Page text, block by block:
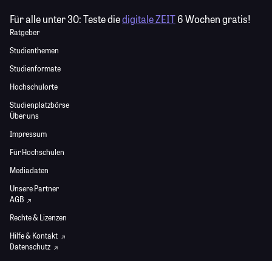
Für alle unter 30:Teste diedigitale ZEIT6 Wochen gratis!
Ratgeber
Studienthemen
Studienformate
Hochschulorte
Studienplatzbörse
Über uns
Impressum
Für Hochschulen
Mediadaten
Unsere Partner
AGB
Rechte & Lizenzen
Hilfe & Kontakt
Datenschutz